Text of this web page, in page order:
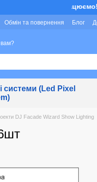
Ми працюємо!
Обмін та повернення Блог
системи (Led Pixel
DJ Facade Wizard Show Lighting